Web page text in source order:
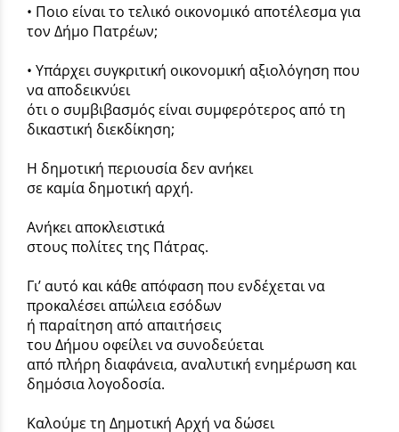
• Ποιο είναι το τελικό οικονομικό αποτέλεσμα για
τον Δήμο Πατρέων;
• Υπάρχει συγκριτική οικονομική αξιολόγηση που
να αποδεικνύει
ότι ο συμβιβασμός είναι συμφερότερος από τη
δικαστική διεκδίκηση;
Η δημοτική περιουσία δεν ανήκει
σε καμία δημοτική αρχή.
Ανήκει αποκλειστικά
στους πολίτες της Πάτρας.
Γι’ αυτό και κάθε απόφαση που ενδέχεται να
προκαλέσει απώλεια εσόδων
ή παραίτηση από απαιτήσεις
του Δήμου οφείλει να συνοδεύεται
από πλήρη διαφάνεια, αναλυτική ενημέρωση και
δημόσια λογοδοσία.
Καλούμε τη Δημοτική Αρχή να δώσει